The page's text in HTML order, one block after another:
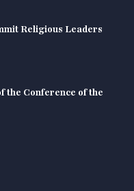
Religious Leaders
the Conference of the